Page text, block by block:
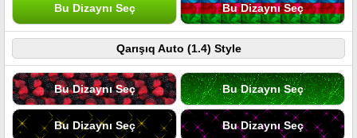
Bu Dizaynı Seç Bu Dizaynı Seç
Qarışıq Auto (1.4) Style
Bu Dizaynı Seç Bu Dizaynı Seç
Bu Dizaynı Seç Bu Dizaynı Seç